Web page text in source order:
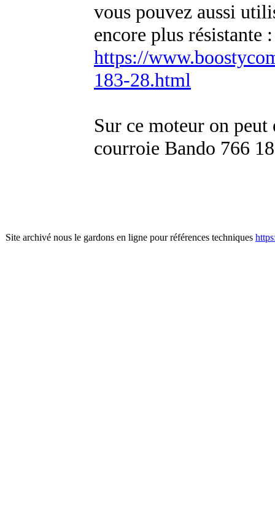
vous pouvez aussi
encore plus résistante :
https://
183-28.html
Sur ce moteur on
courroie Bando 766
Site archivé nous le gardons en ligne pour références techniques